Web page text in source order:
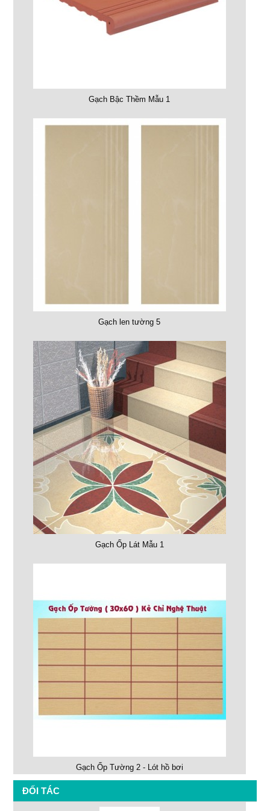
Gạch Bậc Thềm Mẫu 1
Gạch len tường 5
Gạch Ốp Lát Mẫu 1
Gạch Ốp Tường 2 - Lót hồ bơi
ĐỐI TÁC